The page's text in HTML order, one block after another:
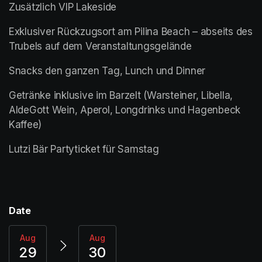
Zusätzlich VIP Lakeside
Exklusiver Rückzugsort am Pilina Beach – abseits des
Trubels auf dem Veranstaltungsgelände
Snacks den ganzen Tag, Lunch und Dinner
Getränke inklusive im Barzelt (Warsteiner, Libella,
AldeGott Wein, Aperol, Longdrinks und Hagenbeck
Kaffee)
Date
Aug
29
Aug
30